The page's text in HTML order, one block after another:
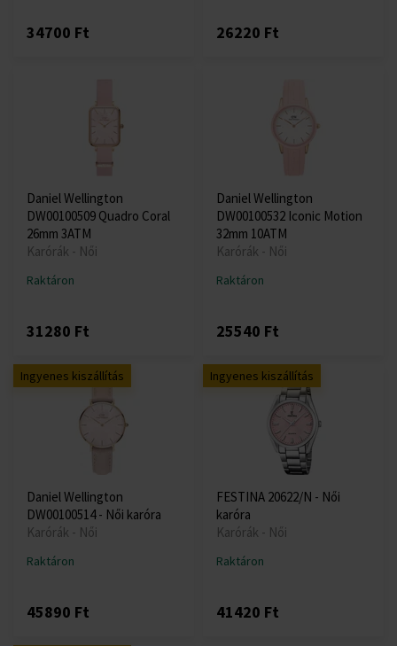
34700 Ft 26220 Ft
Daniel Wellington
DW00100509 Quadro Coral
26mm 3ATM
Karórák - Női
Raktáron
31280 Ft
Daniel Wellington
DW00100532 Iconic Motion
32mm 10ATM
Karórák - Női
Raktáron
25540 Ft
Ingyenes kiszállítás
Daniel Wellington
DW00100514 - Női karóra
Karórák - Női
Raktáron
45890 Ft
Ingyenes kiszállítás
FESTINA 20622/N - Női
karóra
Karórák - Női
Raktáron
41420 Ft